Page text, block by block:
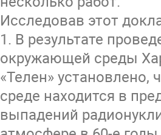
Исследовав этот
1. В результате
окружающей среды
«Телен»
среде находится в
выпадений